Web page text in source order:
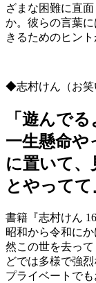
ざまな困難に直
か。彼らの言葉
きるためのヒン
◆志村けん（お笑
「遊んで
一生懸命や
に置いて、
とやってて
書籍『志村けん
昭和から令和に
然この世を去っ
どでは多様で強
プライベートで